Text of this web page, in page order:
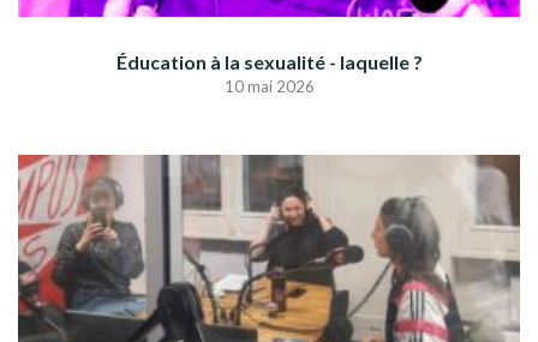
Éducation à la sexualité - laquelle ?
10 mai 2026